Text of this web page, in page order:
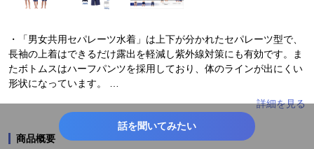
・「男女共用セパレーツ水着」は上下が分かれたセパレーツ型で、
長袖の上着はできるだけ露出を軽減し紫外線対策にも有効です。ま
たボトムスはハーフパンツを採用しており、体のラインが出にくい
形状になっています。
・男女同じ形にすることで性別による水着の選びにくさを払拭し、
内面と外見で性の異なる生徒も迷わず選び着ることができるジェン
ダーレス水着を開発しました。
商品概要
話を聞いてみたい